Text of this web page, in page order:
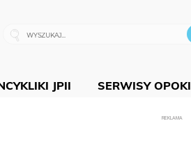
JPII SERWISY OPOKI
REKLAMA